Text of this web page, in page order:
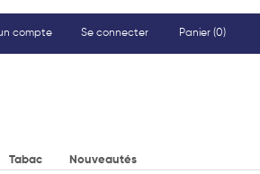
compte Se connecter Panier (0)
Tabac Nouveautés